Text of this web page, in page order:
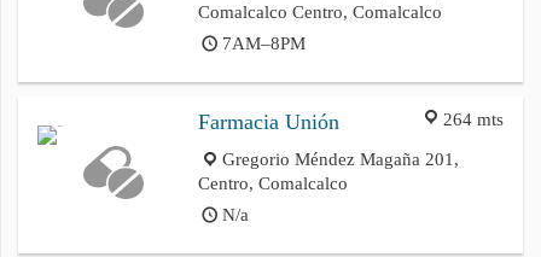
Comalcalco Centro, Comalcalco
7AM–8PM
264 mts
Farmacia Unión
Gregorio Méndez Magaña 201,
Centro, Comalcalco
N/a